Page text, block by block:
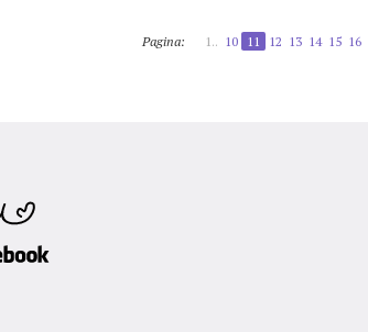
Pagina: 1.. 10 11 12 13 14 15 16